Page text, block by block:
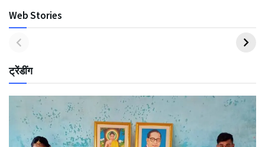
Web Stories
ट्रेंडींग